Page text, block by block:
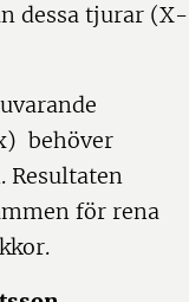
dessa tjurar (X-
behöver
Resultaten
för rena